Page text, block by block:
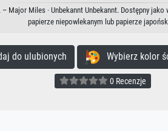
Major Miles · Unbekannt Unbekannt. Dostępny
papierze niepowlekanym lub papierze
do ulubionych Wybierz kolor
0 Recenzje